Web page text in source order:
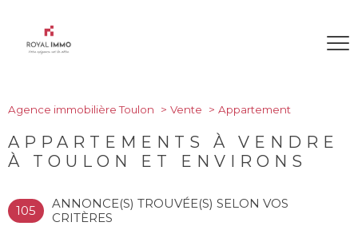
Agence immobilière Toulon Vente Appartement
APPARTEMENTS À VENDRE
À TOULON ET ENVIRONS
105
ANNONCE(S) TROUVÉE(S) SELON VOS
CRITÈRES